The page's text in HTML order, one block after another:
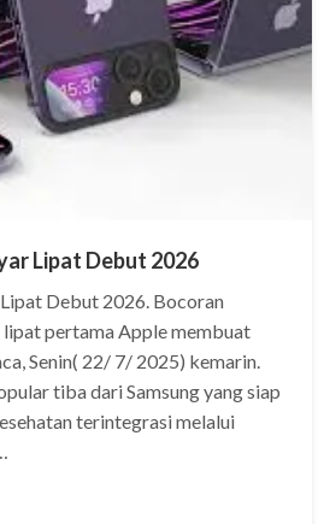
Lipat Debut 2026
Debut 2026. Bocoran
lipat pertama Apple membuat
Senin( 22/ 7/ 2025) kemarin.
tiba dari Samsung yang siap
terintegrasi melalui